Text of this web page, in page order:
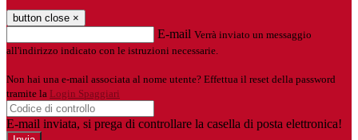
button close ×
E-mail Verrà inviato un messaggio
all'indirizzo indicato con le istruzioni necessarie.
Non hai una e-mail associata al nome utente? Effettua il reset della password
tramite la Login Spaggiari
E-mail inviata, si prega di controllare la casella di posta elettronica!